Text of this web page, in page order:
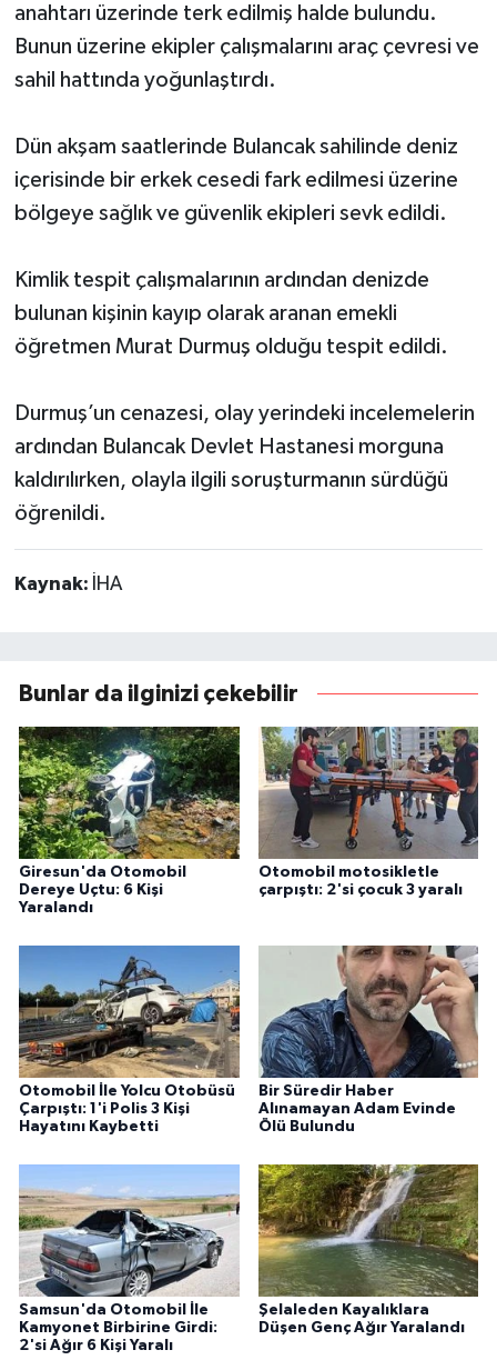
anahtarı üzerinde terk edilmiş halde bulundu.
Bunun üzerine ekipler çalışmalarını araç çevresi ve
sahil hattında yoğunlaştırdı.
Dün akşam saatlerinde Bulancak sahilinde deniz
içerisinde bir erkek cesedi fark edilmesi üzerine
bölgeye sağlık ve güvenlik ekipleri sevk edildi.
Kimlik tespit çalışmalarının ardından denizde
bulunan kişinin kayıp olarak aranan emekli
öğretmen Murat Durmuş olduğu tespit edildi.
Durmuş’un cenazesi, olay yerindeki incelemelerin
ardından Bulancak Devlet Hastanesi morguna
kaldırılırken, olayla ilgili soruşturmanın sürdüğü
öğrenildi.
Kaynak: İHA
Bunlar da ilginizi çekebilir
Giresun'da Otomobil
Dereye Uçtu: 6 Kişi
Yaralandı
Otomobil motosikletle
çarpıştı: 2'si çocuk 3 yaralı
Otomobil İle Yolcu Otobüsü
Çarpıştı: 1'i Polis 3 Kişi
Hayatını Kaybetti
Bir Süredir Haber
Alınamayan Adam Evinde
Ölü Bulundu
Samsun'da Otomobil İle
Kamyonet Birbirine Girdi:
2'si Ağır 6 Kişi Yaralı
Şelaleden Kayalıklara
Düşen Genç Ağır Yaralandı